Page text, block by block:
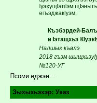
IуэхущIапIэм
егъэджакIуэм.
Къэбэрдей-
и Iэтащхьэ
Налшык къалэ
2018 гъэм
№120-УГ
Псоми еджэн…
Зыхыхьэхэр:Указ